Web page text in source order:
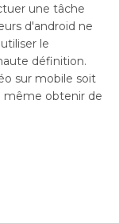
une tâche
d'android ne
le
définition.
sur mobile soit
même obtenir de